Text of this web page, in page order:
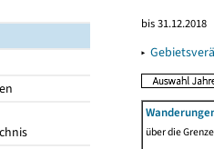
bis 31.12.2018
▸
über die